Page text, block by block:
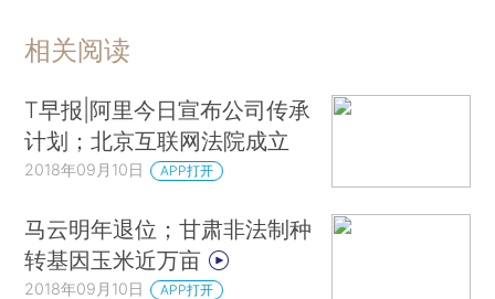
相关阅读
T早报|阿里今日宣布公司传承
计划；北京互联网法院成立
2018年09月10日 APP打开
马云明年退位；甘肃非法制种
转基因玉米近万亩
2018年09月10日 APP打开